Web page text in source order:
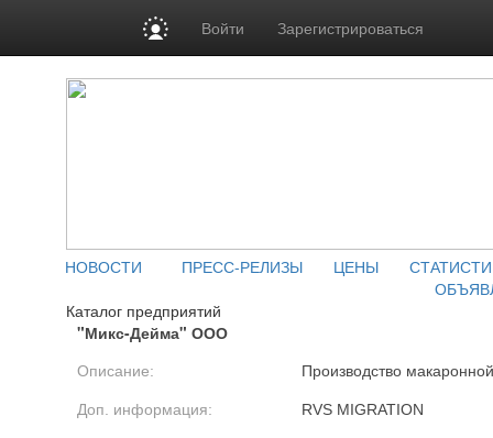
Войти Зарегистрироваться
НОВОСТИ ПРЕСС-РЕЛИЗЫ ЦЕНЫ
Каталог предприятий
"Микс-Дейма" ООО
Описание: Производство
Доп. информация: RVS MIGRATION